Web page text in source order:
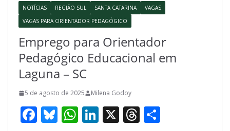
NOTÍCIAS REGIÃO SUL SANTA CATARINA
VAGAS
VAGAS PARA ORIENTADOR PEDAGÓGICO
Emprego para Orientador
Pedagógico Educacional em
Laguna – SC
5 de agosto de 2025 Milena Godoy
F Bl W Li X T